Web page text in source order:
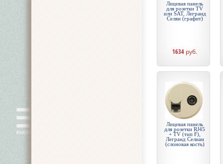
Лицевая панель
для розетки TV
или SAT, Легранд
Селян (графит)
1634 руб.
Лицевая панель
для розетки RJ45
+ TV (тип F),
Легранд Селиан
(слоновая кость)